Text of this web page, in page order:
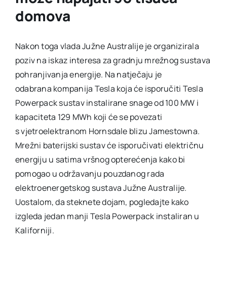
domova
Nakon toga vlada Južne Australije je organizirala
poziv na iskaz interesa za gradnju mrežnog sustava
pohranjivanja energije. Na natječaju je
odabrana kompanija Tesla koja će isporučiti Tesla
Powerpack sustav instalirane snage od 100 MW i
kapaciteta 129 MWh koji će se povezati
s vjetroelektranom Hornsdale blizu Jamestowna.
Mrežni baterijski sustav će isporučivati električnu
energiju u satima vršnog opterećenja kako bi
pomogao u održavanju pouzdanog rada
elektroenergetskog sustava Južne Australije.
Uostalom, da steknete dojam, pogledajte kako
izgleda jedan manji Tesla Powerpack instaliran u
Kaliforniji.